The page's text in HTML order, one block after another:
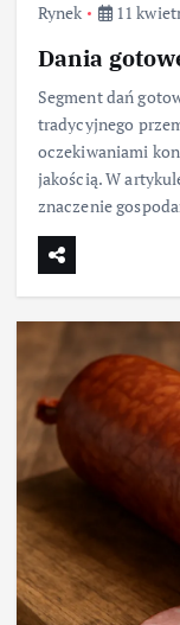
Rynek 11
Dania
Segment dań
tradycyjnego
oczekiwaniami
jakością. W
znaczenie